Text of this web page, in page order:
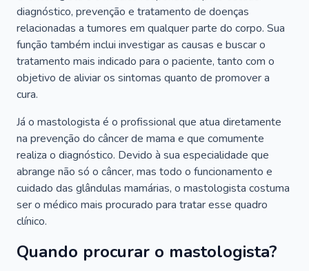
diagnóstico, prevenção e tratamento de doenças
relacionadas a tumores em qualquer parte do corpo. Sua
função também inclui investigar as causas e buscar o
tratamento mais indicado para o paciente, tanto com o
objetivo de aliviar os sintomas quanto de promover a
cura.
Já o mastologista é o profissional que atua diretamente
na prevenção do câncer de mama e que comumente
realiza o diagnóstico. Devido à sua especialidade que
abrange não só o câncer, mas todo o funcionamento e
cuidado das glândulas mamárias, o mastologista costuma
ser o médico mais procurado para tratar esse quadro
clínico.
Quando procurar o mastologista?